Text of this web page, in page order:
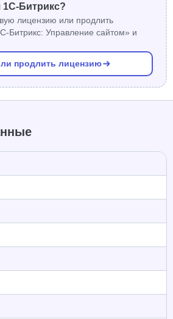
1С-Битрикс?
лицензию или продлить
Битрикс: Управление сайтом» и
продлить лицензию